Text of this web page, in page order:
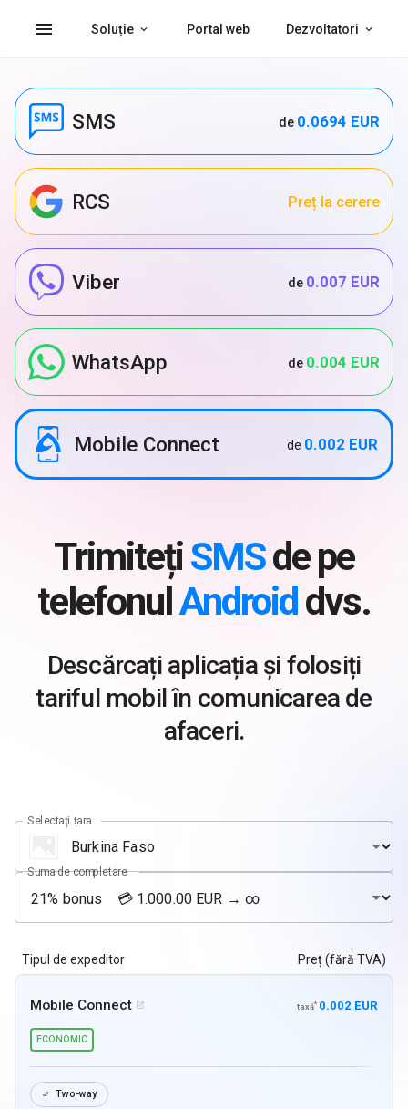
menu Soluție Portal web Dezvoltatori
SMS de 0.0694 EUR
RCS Preț la cerere
Viber de 0.007 EUR
WhatsApp de 0.004 EUR
Mobile Connect de 0.002 EUR
TrimitețiSMSde pe
telefonulAndroid dvs.
Descărcați aplicația și folosiți
tariful mobil în comunicarea de
afaceri.
Selectați țara
Suma de completare
Tipul de expeditor Preț (fără TVA)
Mobile Connect  taxă* 0.002 EUR
ECONOMIC
 Two-way